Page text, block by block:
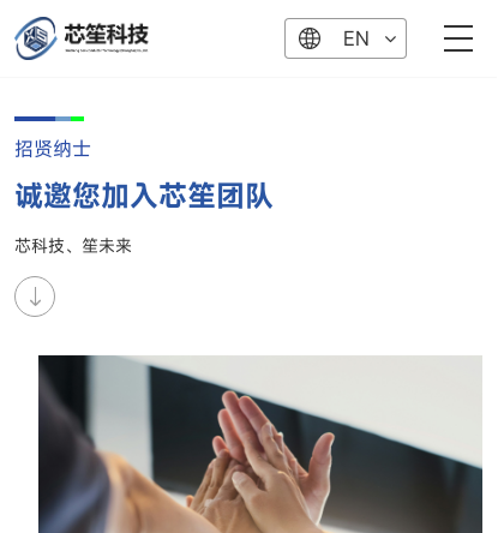
EN
招贤纳士
诚邀您加入芯笙团队
芯科技、笙未来